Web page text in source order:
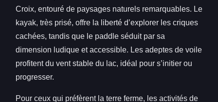
Croix, entouré de paysages naturels remarquables. Le
kayak, très prisé, offre la liberté d’explorer les criques
cachées, tandis que le paddle séduit par sa
dimension ludique et accessible. Les adeptes de voile
profitent du vent stable du lac, idéal pour s’initier ou
progresser.
Pour ceux qui préfèrent la terre ferme, les activités de